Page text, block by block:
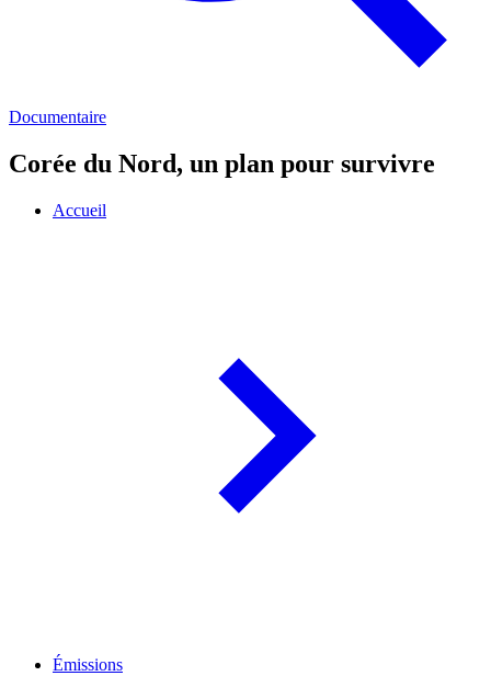
Documentaire
Corée du Nord, un plan pour survivre
Accueil
Émissions